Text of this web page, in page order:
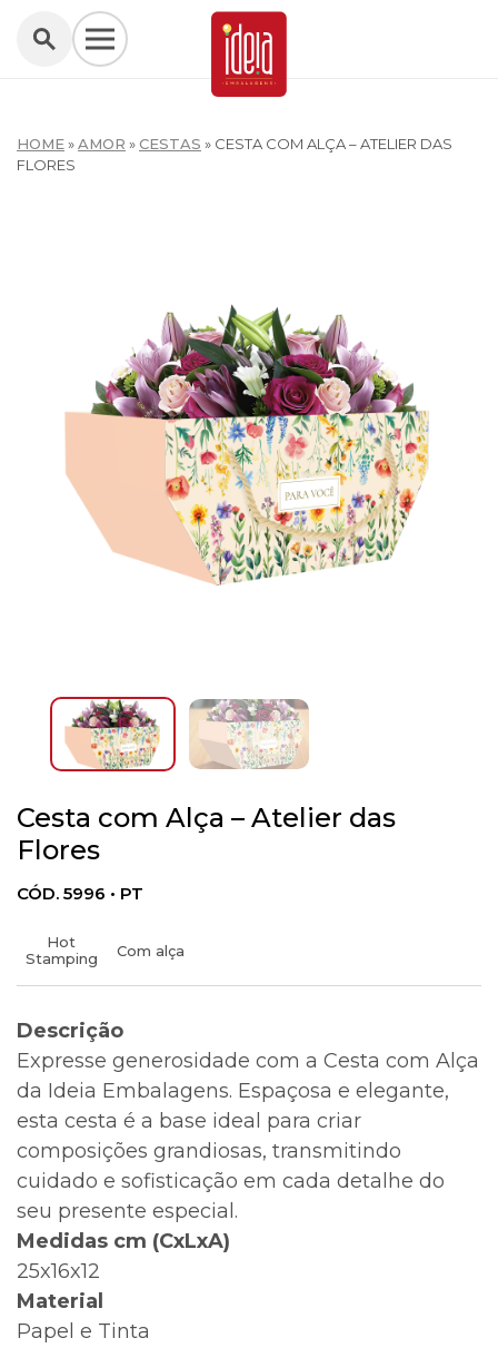
HOME»AMOR »CESTAS » CESTA COM ALÇA – ATELIER DAS
FLORES
Cesta com Alça – Atelier das
Flores
CÓD. 5996 • PT
Hot
Stamping
Com alça
Descrição
Expresse generosidade com a Cesta com Alça
da Ideia Embalagens. Espaçosa e elegante,
esta cesta é a base ideal para criar
composições grandiosas, transmitindo
cuidado e sofisticação em cada detalhe do
seu presente especial.
Medidas cm (CxLxA)
25x16x12
Material
Papel e Tinta